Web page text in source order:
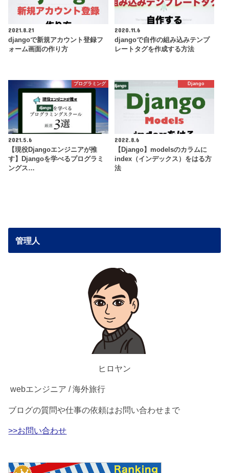
2021.8.21
djangoで新規アカウント登録フ
ォーム画面の作り方
2020.11.6
djangoで自作の組み込みテンプ
レートタグを作成する方法
プログラミング
2021.5.6
【現役Djangoエンジニアが推
す】Djangoを学べるプログラミ
ングス…
Django
2022.8.6
【Django】modelsのカラムに
index（インデックス）をはる方
法
管理人
ヒロヤン
webエンジニア / 海外旅行
ブログの質問や仕事の依頼はお問い合わせまで
>>お問い合わせ